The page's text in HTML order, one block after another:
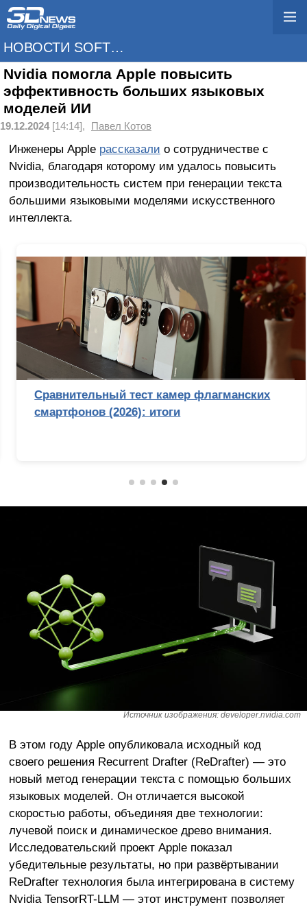
НОВОСТИ SOFTWARE
Nvidia помогла Apple повысить
эффективность больших языковых
моделей ИИ
19.12.2024[14:14], Павел Котов
Инженеры Apple рассказали о сотрудничестве с
Nvidia, благодаря которому им удалось повысить
производительность систем при генерации текста
большими языковыми моделями искусственного
интеллекта.
Сравнительный тест камер флагманских
смартфонов (2026): итоги
Источник изображения: developer.nvidia.com
В этом году Apple опубликовала исходный код
своего решения Recurrent Drafter (ReDrafter) — это
новый метод генерации текста с помощью больших
языковых моделей. Он отличается высокой
скоростью работы, объединяя две технологии:
лучевой поиск и динамическое древо внимания.
Исследовательский проект Apple показал
убедительные результаты, но при развёртывании
ReDrafter технология была интегрирована в систему
Nvidia TensorRT-LLM — этот инструмент позволяет